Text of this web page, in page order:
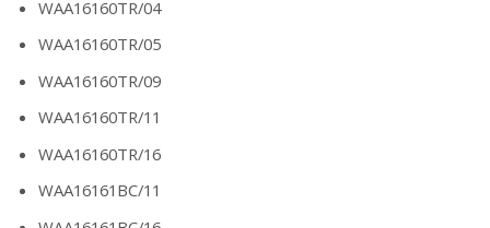
WAA16160TR/04
WAA16160TR/05
WAA16160TR/09
WAA16160TR/11
WAA16160TR/16
WAA16161BC/11